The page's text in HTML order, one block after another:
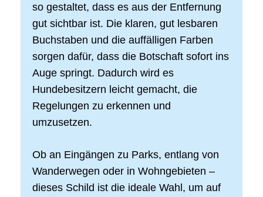
so gestaltet, dass es aus der Entfernung
gut sichtbar ist. Die klaren, gut lesbaren
Buchstaben und die auffälligen Farben
sorgen dafür, dass die Botschaft sofort ins
Auge springt. Dadurch wird es
Hundebesitzern leicht gemacht, die
Regelungen zu erkennen und
umzusetzen.
Ob an Eingängen zu Parks, entlang von
Wanderwegen oder in Wohngebieten –
dieses Schild ist die ideale Wahl, um auf